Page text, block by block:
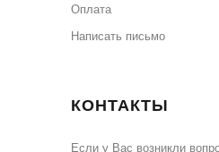
Оплата
Написать письмо
КОНТАКТЫ
Если у Вас возникли